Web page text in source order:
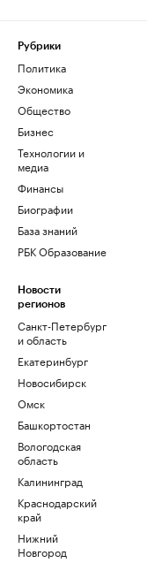
Рубрики
Политика
Экономика
Общество
Бизнес
Технологии и
медиа
Финансы
Биографии
База знаний
РБК Образование
Новости
регионов
Санкт-Петербург
и область
Екатеринбург
Новосибирск
Омск
Башкортостан
Вологодская
область
Калининград
Краснодарский
край
Нижний
Новгород